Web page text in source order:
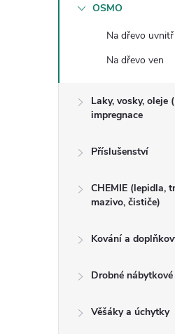
OSMO
Na dřevo uvnitř
Na dřevo ven
Laky, vosky, oleje
impregnace
Příslušenství
CHEMIE (lepidla,
mazivo, čističe)
Kování a
Drobné
Věšáky a úchytky